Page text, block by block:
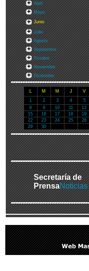
Abril
Mayo
Junio
Julio
Agosto
Septiembre
Octubre
Noviembre
Diciembre
L M M J V
1
2 3 4 5
8
9 10 11 12
15
16 17 18 19
22
23 24 25 26
29
30
Secretaría de
PrensaNoticias